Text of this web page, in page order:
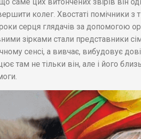
колег. Хвостаті помічники
роки серця глядачів за допомогою
зірками стали представники
сенсі, а вивчає, вибудовує
там не тільки він, але і його